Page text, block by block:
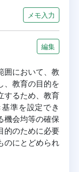
メモ入力
編集
囲において、教
、教育の目的を
するため、教育
準を設定でき
機会均等の確保
的のために必要
のにとどめられ